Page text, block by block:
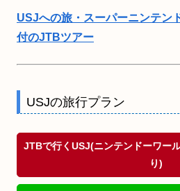
USJへの旅・スーパーニンテン
付のJTBツアー
USJの旅行プラン
JTBで行くUSJ(ニンテンドーワー
り)